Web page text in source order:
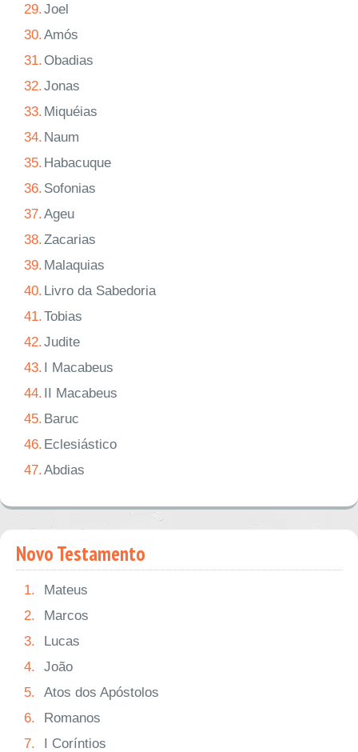
29.Joel
30.Amós
31. Obadias
32.Jonas
33. Miquéias
34. Naum
35. Habacuque
36. Sofonias
37.Ageu
38.Zacarias
39. Malaquias
40. Livro da Sabedoria
41.Tobias
42.Judite
43. I Macabeus
44. II Macabeus
45. Baruc
46. Eclesiástico
47.Abdias
Novo Testamento
1.
Mateus
2.
Marcos
3.
Lucas
4.
João
5.
Atos dos Apóstolos
6.
Romanos
7.
I Coríntios